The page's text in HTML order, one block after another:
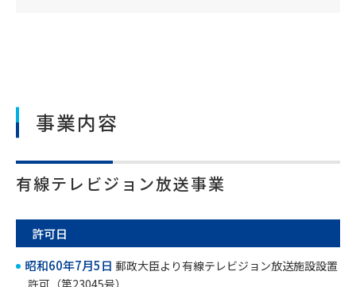
事業内容
有線テレビジョン放送事業
許可日
昭和60年7月5日 郵政大臣より有線テレビジョン放送施設設置
許可（第23045号）